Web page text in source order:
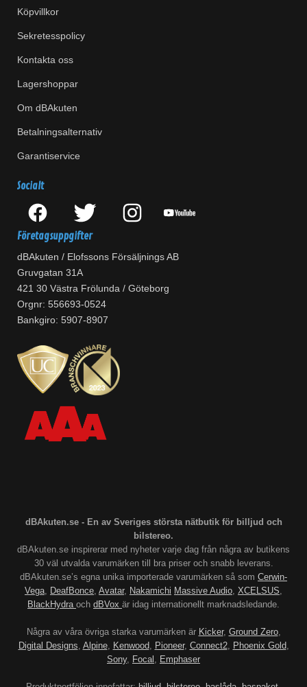
Köpvillkor
Sekretesspolicy
Kontakta oss
Lagershoppar
Om dBAkuten
Betalningsalternativ
Garantiservice
Socialt
Företagsuppgifter
dBAkuten / Elofssons Försäljnings AB
Gruvgatan 31A
421 30 Västra Frölunda / Göteborg
Orgnr: 556693-0524
Bankgiro: 5907-8907
dBAkuten.se - En av Sveriges största nätbutik för billjud och
bilstereo.
dBAkuten.se inspirerar med nyheter varje dag från några av butikens
30 väl utvalda varumärken till bra priser och snabb leverans.
dBAkuten.se’s egna unika importerade varumärken så som Cerwin-
Vega, DeafBonce, Avatar, Nakamichi Massive Audio, XCELSUS,
BlackHydra och dBVox är idag internationellt marknadsledande.
Några av våra övriga starka varumärken är Kicker, Ground Zero,
Digital Designs, Alpine, Kenwood, Pioneer, Connect2, Phoenix Gold,
Sony, Focal , Emphaser